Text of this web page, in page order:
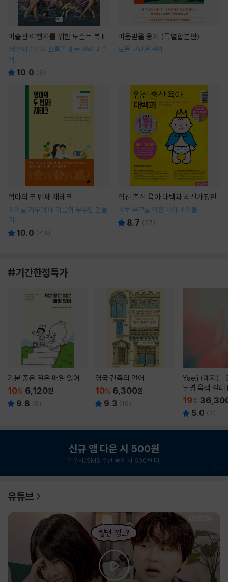
미술관 여행자를 위한 도슨트 북 II
서양 미술사의 흐름을 꿰는 반려 미술
책
10.0 ( 3)
미움받을 용기 (특별합본판)
모든 고민은 관계
엄마의 두 번째 재테크
아이를 키우며 내 이름의 부수입 만들
기
10.0 (44)
임신 출산 육아 대백과 최신개정판
초보 부모를 위한 육아 바이블
8.7 ( 27)
#기간한정특가
기분 좋은 일은 매일 있어
10% 6,120원
9.8 (9)
영국 건축의 언어
10% 6,300원
9.3 (16)
Yaeji (예지) -
투명 옥색 컬
19%
5.0 ( 2)
신규 앱 다운 시 500원
앱푸시/SMS 수신 동의 시 600원 더!
유튜브